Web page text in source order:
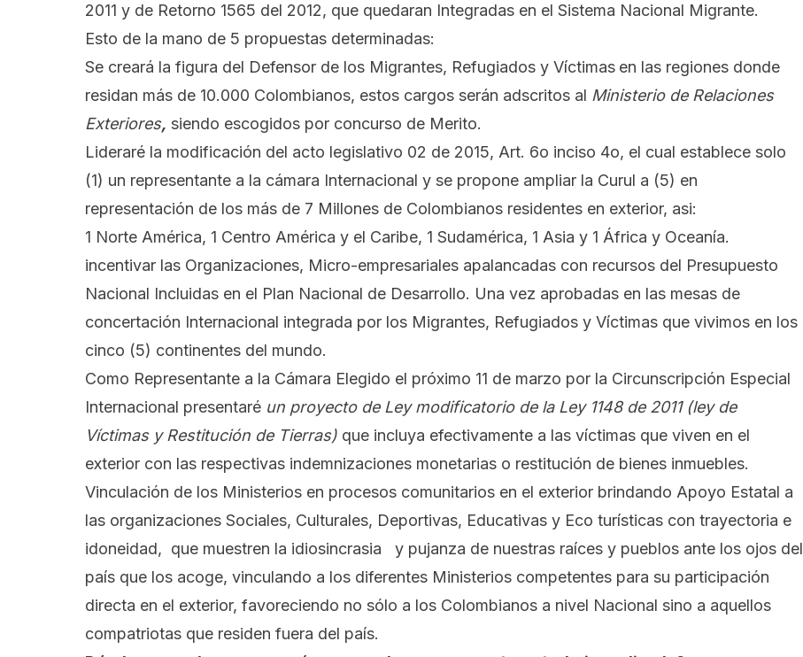
2011 y de Retorno 1565 del 2012, que quedaran Integradas en el Sistema Nacional Migrante.
Esto de la mano de 5 propuestas determinadas:
Se creará la figura del Defensor de los Migrantes, Refugiados y Víctimas en las regiones donde
residan más de 10.000 Colombianos, estos cargos serán adscritos al Ministerio de Relaciones
Exteriores, siendo escogidos por concurso de Merito.
Lideraré la modificación del acto legislativo 02 de 2015, Art. 6o inciso 4o, el cual establece solo
(1) un representante a la cámara Internacional y se propone ampliar la Curul a (5) en
representación de los más de 7 Millones de Colombianos residentes en exterior, asi:
1 Norte América, 1 Centro América y el Caribe, 1 Sudamérica, 1 Asia y 1 África y Oceanía.
incentivar las Organizaciones, Micro-empresariales apalancadas con recursos del Presupuesto
Nacional Incluidas en el Plan Nacional de Desarrollo. Una vez aprobadas en las mesas de
concertación Internacional integrada por los Migrantes, Refugiados y Víctimas que vivimos en los
cinco (5) continentes del mundo.
Como Representante a la Cámara Elegido el próximo 11 de marzo por la Circunscripción Especial
Internacional presentaré un proyecto de Ley modificatorio de la Ley 1148 de 2011 (ley de
Víctimas y Restitución de Tierras) que incluya efectivamente a las víctimas que viven en el
exterior con las respectivas indemnizaciones monetarias o restitución de bienes inmuebles.
Vinculación de los Ministerios en procesos comunitarios en el exterior brindando Apoyo Estatal a
las organizaciones Sociales, Culturales, Deportivas, Educativas y Eco turísticas con trayectoria e
idoneidad, que muestren la idiosincrasia y pujanza de nuestras raíces y pueblos ante los ojos del
país que los acoge, vinculando a los diferentes Ministerios competentes para su participación
directa en el exterior, favoreciendo no sólo a los Colombianos a nivel Nacional sino a aquellos
compatriotas que residen fuera del país.